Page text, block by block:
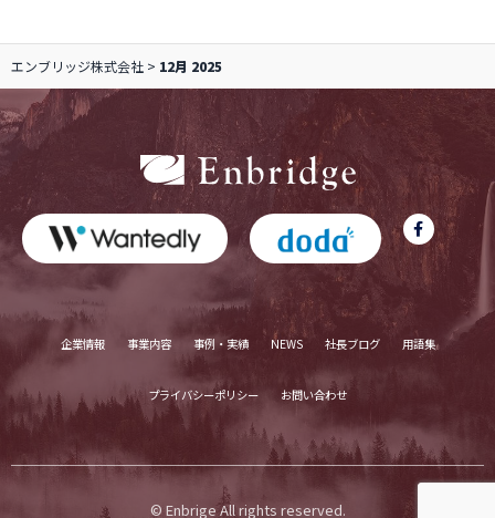
エンブリッジ株式会社 > 12月 2025
企業情報 事業内容 事例・実績 NEWS 社長ブログ 用語集
プライバシーポリシー お問い合わせ
© Enbrige All rights reserved.